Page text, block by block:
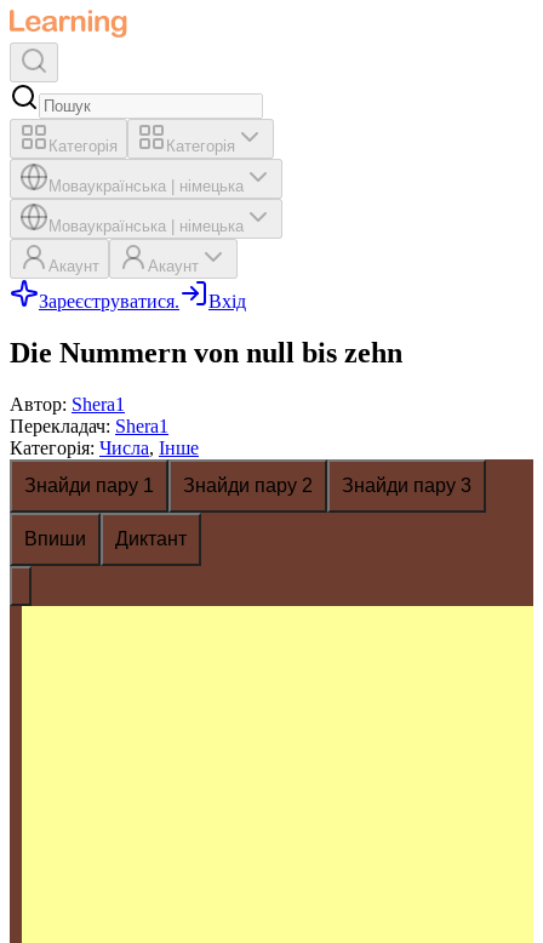
Категорія Категорія
Моваукраїнська німецька
Моваукраїнська німецька
Акаунт Акаунт
Зареєструватися. Вхід
Die Nummern von null bis zehn
Автор: Shera1
Перекладач: Shera1
Категорія: Числа, Інше
Знайди пару 1
Знайди пару 2 Знайди пару 3
Впиши Диктант